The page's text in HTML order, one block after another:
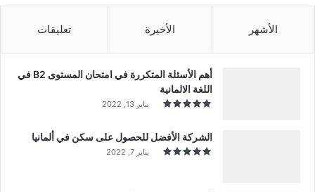
الأشهر الأخيرة تعليقات
أهم الأسئلة المتكررة في امتحان المستوى B2 في
اللغة الالمانية
يناير 13, 2022
الشركة الأفضل للحصول على سكن في ألمانيا
يناير 7, 2022